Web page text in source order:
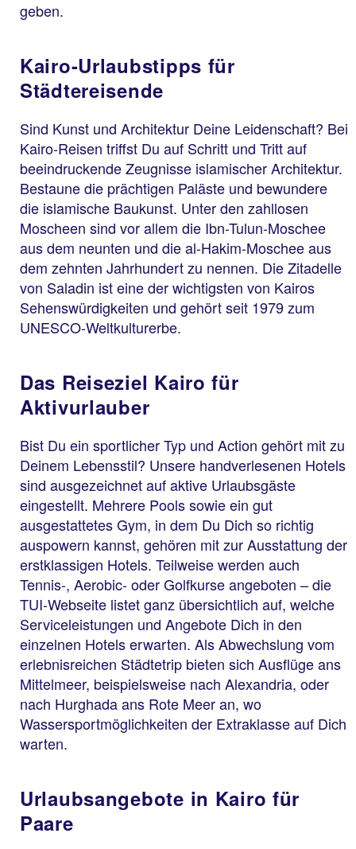
geben.
Kairo-Urlaubstipps für
Städtereisende
Sind Kunst und Architektur Deine Leidenschaft? Bei
Kairo-Reisen triffst Du auf Schritt und Tritt auf
beeindruckende Zeugnisse islamischer Architektur.
Bestaune die prächtigen Paläste und bewundere
die islamische Baukunst. Unter den zahllosen
Moscheen sind vor allem die Ibn-Tulun-Moschee
aus dem neunten und die al-Hakim-Moschee aus
dem zehnten Jahrhundert zu nennen. Die Zitadelle
von Saladin ist eine der wichtigsten von Kairos
Sehenswürdigkeiten und gehört seit 1979 zum
UNESCO-Weltkulturerbe.
Das Reiseziel Kairo für
Aktivurlauber
Bist Du ein sportlicher Typ und Action gehört mit zu
Deinem Lebensstil? Unsere handverlesenen Hotels
sind ausgezeichnet auf aktive Urlaubsgäste
eingestellt. Mehrere Pools sowie ein gut
ausgestattetes Gym, in dem Du Dich so richtig
auspowern kannst, gehören mit zur Ausstattung der
erstklassigen Hotels. Teilweise werden auch
Tennis-, Aerobic- oder Golfkurse angeboten – die
TUI-Webseite listet ganz übersichtlich auf, welche
Serviceleistungen und Angebote Dich in den
einzelnen Hotels erwarten. Als Abwechslung vom
erlebnisreichen Städtetrip bieten sich Ausflüge ans
Mittelmeer, beispielsweise nach Alexandria, oder
nach Hurghada ans Rote Meer an, wo
Wassersportmöglichkeiten der Extraklasse auf Dich
warten.
Urlaubsangebote in Kairo für
Paare